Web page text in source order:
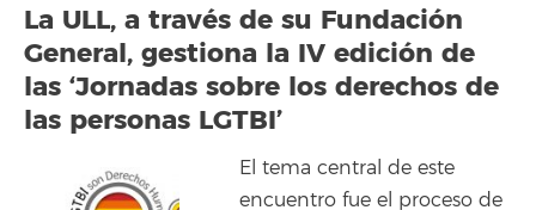
La ULL, a través de su Fundación
General, gestiona la IV edición de
las ‘Jornadas sobre los derechos de
las personas LGTBI’
El tema central de este
encuentro fue el proceso de